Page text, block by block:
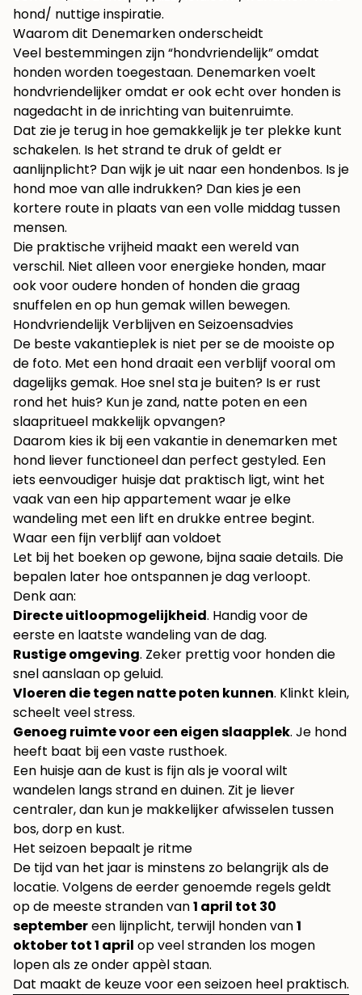
hond/ nuttige inspiratie.
Waarom dit Denemarken onderscheidt
Veel bestemmingen zijn “hondvriendelijk” omdat
honden worden toegestaan. Denemarken voelt
hondvriendelijker omdat er ook echt over honden is
nagedacht in de inrichting van buitenruimte.
Dat zie je terug in hoe gemakkelijk je ter plekke kunt
schakelen. Is het strand te druk of geldt er
aanlijnplicht? Dan wijk je uit naar een hondenbos. Is je
hond moe van alle indrukken? Dan kies je een
kortere route in plaats van een volle middag tussen
mensen.
Die praktische vrijheid maakt een wereld van
verschil. Niet alleen voor energieke honden, maar
ook voor oudere honden of honden die graag
snuffelen en op hun gemak willen bewegen.
Hondvriendelijk Verblijven en Seizoensadvies
De beste vakantieplek is niet per se de mooiste op
de foto. Met een hond draait een verblijf vooral om
dagelijks gemak. Hoe snel sta je buiten? Is er rust
rond het huis? Kun je zand, natte poten en een
slaapritueel makkelijk opvangen?
Daarom kies ik bij een vakantie in denemarken met
hond liever functioneel dan perfect gestyled. Een
iets eenvoudiger huisje dat praktisch ligt, wint het
vaak van een hip appartement waar je elke
wandeling met een lift en drukke entree begint.
Waar een fijn verblijf aan voldoet
Let bij het boeken op gewone, bijna saaie details. Die
bepalen later hoe ontspannen je dag verloopt.
Denk aan:
Directe uitloopmogelijkheid. Handig voor de
eerste en laatste wandeling van de dag.
Rustige omgeving. Zeker prettig voor honden die
snel aanslaan op geluid.
Vloeren die tegen natte poten kunnen. Klinkt klein,
scheelt veel stress.
Genoeg ruimte voor een eigen slaapplek. Je hond
heeft baat bij een vaste rusthoek.
Een huisje aan de kust is fijn als je vooral wilt
wandelen langs strand en duinen. Zit je liever
centraler, dan kun je makkelijker afwisselen tussen
bos, dorp en kust.
Het seizoen bepaalt je ritme
De tijd van het jaar is minstens zo belangrijk als de
locatie. Volgens de eerder genoemde regels geldt
op de meeste stranden van1 april tot 30
septembereen lijnplicht, terwijl honden van1
oktober tot 1 april op veel stranden los mogen
lopen als ze onder appèl staan.
Dat maakt de keuze voor een seizoen heel praktisch.